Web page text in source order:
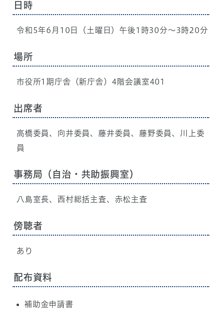
日時
令和5年6月10日（土曜日）午後1時30分～3時20分
場所
市役所1期庁舎（新庁舎）4階会議室401
出席者
高橋委員、向井委員、藤井委員、藤野委員、川上委
員
事務局（自治・共助振興室）
八島室長、西村総括主査、赤松主査
傍聴者
あり
配布資料
補助金申請書